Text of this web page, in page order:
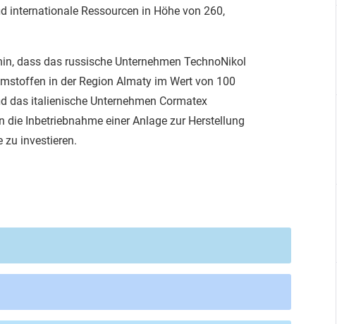
internationale Ressourcen in Höhe von 260,
dass das russische Unternehmen TechnoNikol
in der Region Almaty im Wert von 100
das italienische Unternehmen Cormatex
die Inbetriebnahme einer Anlage zur Herstellung
zu investieren.